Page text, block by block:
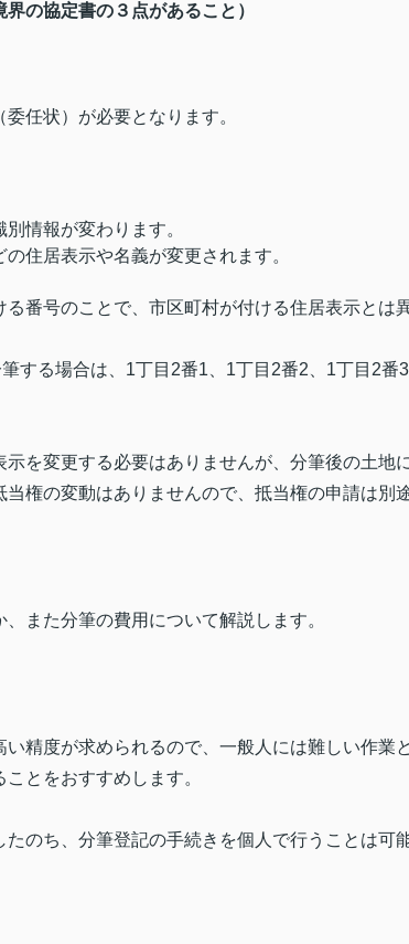
の協定書の３点があること）
任状）が必要となります。
情報が変わります。
住居表示や名義が変更されます。
番号のことで、市区町村が付ける住居表示とは
する場合は、1丁目2番1、1丁目2番2、1丁目2番
を変更する必要はありませんが、分筆後の土地
権の変動はありませんので、抵当権の申請は別
また分筆の費用について解説します。
精度が求められるので、一般人には難しい作業
とをおすすめします。
のち、分筆登記の手続きを個人で行うことは可能